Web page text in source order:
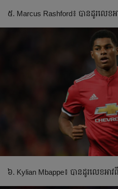
៥. Marcus Rashford៖ បាន​ដូរ​លេ
៦. Kylian Mbappe៖ បាន​ដូរ​លេខ​អ